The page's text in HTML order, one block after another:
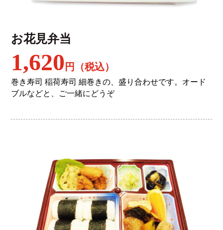
お花見弁当
1,620 円（税込）
巻き寿司 稲荷寿司 細巻きの、盛り合わせです。オード
ブルなどと、ご一緒にどうぞ